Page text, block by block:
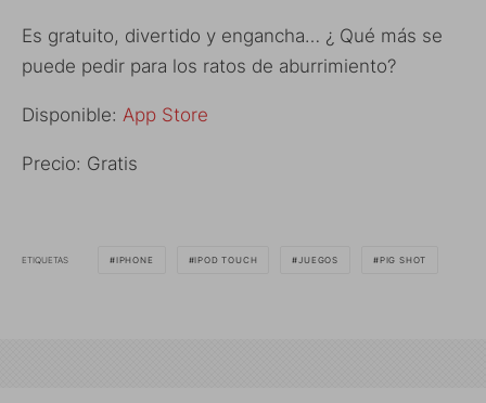
Es gratuito, divertido y engancha… ¿ Qué más se
puede pedir para los ratos de aburrimiento?
Disponible: App Store
Precio: Gratis
ETIQUETAS IPHONE IPOD TOUCH JUEGOS PIG SHOT